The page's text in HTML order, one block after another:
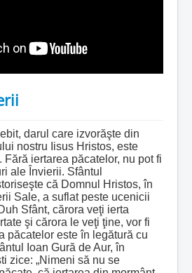
darul care izvorăşte din
nostru Iisus Hristos, este
. Fără iertarea păcatelor, nu pot fi
ale Învierii. Sfântul
că Domnul Hristos, în
Sale, a suflat peste ucenicii
Sfânt, cărora veţi ierta
şi cărora le veţi ţine, vor fi
păcatelor este în legătură cu
Ioan Gură de Aur, în
zice: „Nimeni să nu se